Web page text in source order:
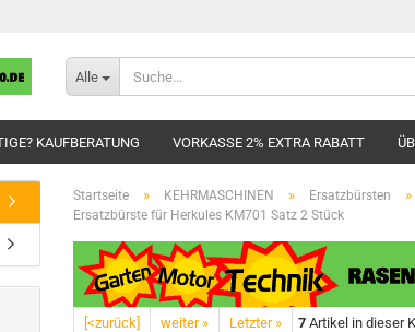
Alle
KAUFBERATUNG VORKASSE 2% EXTRA RABATT
Startseite » KEHRMASCHINEN » Ersatzbürsten »
Ersatzbürste für Herkules KM701 Satz 2 Stück
[<zurück] weiter » Letzter » 7 Artikel in dieser